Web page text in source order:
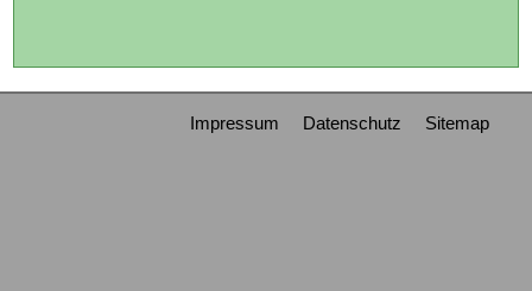
Sitemap
Datenschutz
Impressum